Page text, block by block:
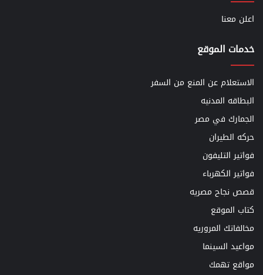
اعلن معنا
خدمات الموقع
الاستعلام عن المنع من السفر
البطاقه المدنيه
الجمارك في مصر
حركه الطيران
فواتير التليفون
فواتير الكهرباء
قصص نجاح مصريه
كتاب الموقع
مخالفاتك المروريه
مواعيد السينما
مواقع تهمك